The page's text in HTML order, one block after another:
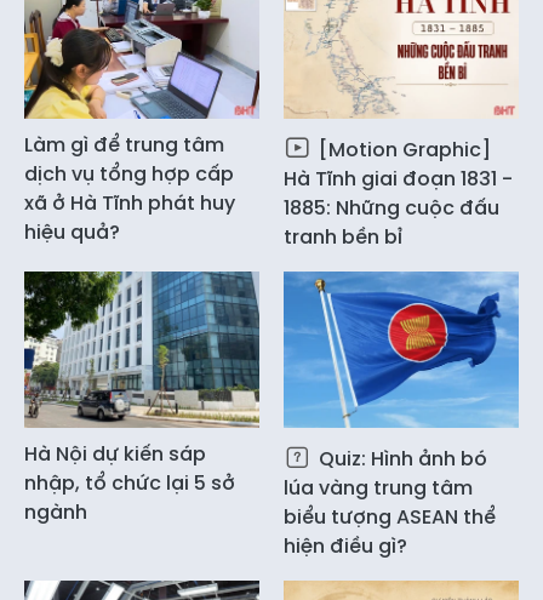
Làm gì để trung tâm
dịch vụ tổng hợp cấp
xã ở Hà Tĩnh phát huy
hiệu quả?
[Motion Graphic]
Hà Tĩnh giai đoạn 1831 -
1885: Những cuộc đấu
tranh bền bỉ
Hà Nội dự kiến sáp
nhập, tổ chức lại 5 sở
ngành
Quiz: Hình ảnh bó
lúa vàng trung tâm
biểu tượng ASEAN thể
hiện điều gì?